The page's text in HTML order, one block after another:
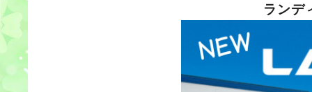
ランデ